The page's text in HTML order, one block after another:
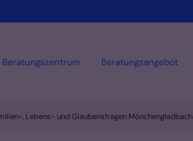
Beratungszentrum Beratungsangebot
, Lebens- und Glaubensfragen Mönchengladbach